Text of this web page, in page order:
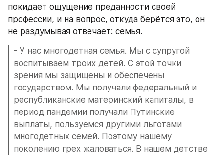
покидает ощущение преданности своей
профессии, и на вопрос, откуда берётся это, он
не раздумывая отвечает: семья.
- У нас многодетная семья. Мы с супругой
воспитываем троих детей. С этой точки
зрения мы защищены и обеспечены
государством. Мы получали федеральный и
республиканские материнский капиталы, в
период пандемии получали Путинские
выплаты, пользуемся другими льготами
многодетных семей. Поэтому нашему
поколению грех жаловаться. В нашем детстве